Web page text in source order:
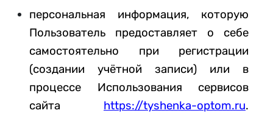
персональная информация, которую
Пользователь предоставляет о себе
самостоятельно при регистрации
(создании учётной записи) или в
процессе Использования сервисов
сайта https://tyshenka-optom.ru.